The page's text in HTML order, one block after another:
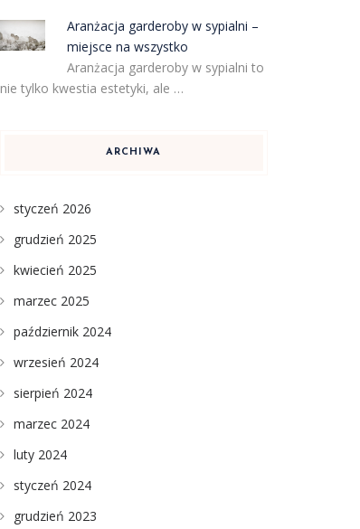
Aranżacja garderoby w sypialni –
miejsce na wszystko
Aranżacja garderoby w sypialni to
nie tylko kwestia estetyki, ale …
ARCHIWA
styczeń 2026
grudzień 2025
kwiecień 2025
marzec 2025
październik 2024
wrzesień 2024
sierpień 2024
marzec 2024
luty 2024
styczeń 2024
grudzień 2023